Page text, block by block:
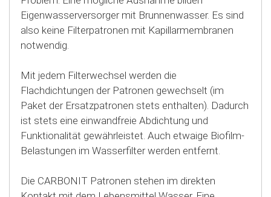
Eigenwasserversorger mit Brunnenwasser. Es sind
also keine Filterpatronen mit Kapillarmembranen
notwendig.
Mit jedem Filterwechsel werden die
Flachdichtungen der Patronen gewechselt (im
Paket der Ersatzpatronen stets enthalten). Dadurch
ist stets eine einwandfreie Abdichtung und
Funktionalität gewährleistet. Auch etwaige Biofilm-
Belastungen im Wasserfilter werden entfernt.
Die CARBONIT Patronen stehen im direkten